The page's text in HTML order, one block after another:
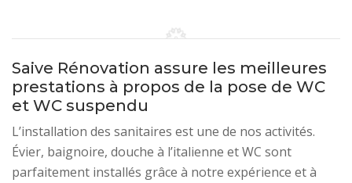
Saive Rénovation assure les meilleures
prestations à propos de la pose de WC
et WC suspendu
L’installation des sanitaires est une de nos activités.
Évier, baignoire, douche à l’italienne et WC sont
parfaitement installés grâce à notre expérience et à